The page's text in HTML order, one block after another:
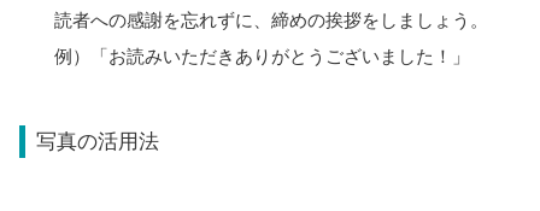
読者への感謝を忘れずに、締めの挨拶をしましょう。
例）「お読みいただきありがとうございました！」
写真の活用法